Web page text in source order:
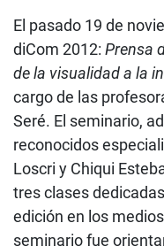
El pasado 19 de
diCom 2012: Prensa
de la visualidad a la
cargo de las
Seré. El seminario,
reconocidos
Loscri y Chiqui
tres clases
edición en los
seminario fue